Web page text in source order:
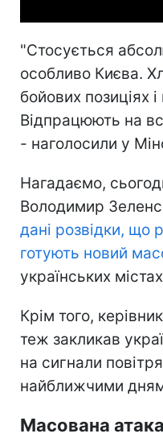
"Стосується
особливо Києва.
бойових позиціях і
Відпрацюють на
- наголосили у
Нагадаємо,
Володимир
дані розвідки, що
готують новий
українських
Крім того,
теж закликав
на сигнали
найближчими
Масована